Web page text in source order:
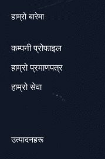
हाम्रो बारेमा
कम्पनी प्रोफाइल
हाम्रो प्रमाणपत्र
हाम्रो सेवा
उत्पादनहरू